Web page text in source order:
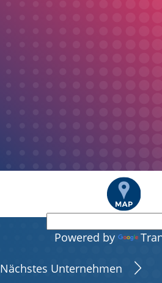
Powered by
Nächstes Unternehmen